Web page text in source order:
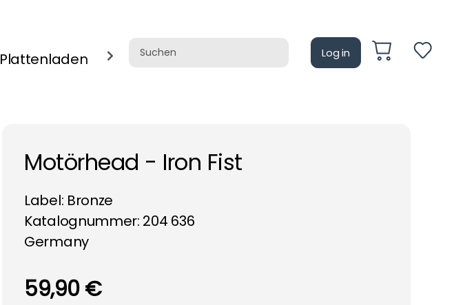
Log in
Plattenladen Ankauf
Motörhead - Iron Fist
Label: Bronze
Katalognummer: 204 636
Germany
59,90 €